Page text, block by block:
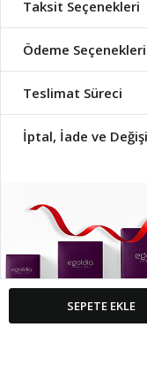
SEPETE EKLE
Taksit Seçenekleri
Ödeme Seçenekleri
Teslimat Süreci
İptal, İade ve